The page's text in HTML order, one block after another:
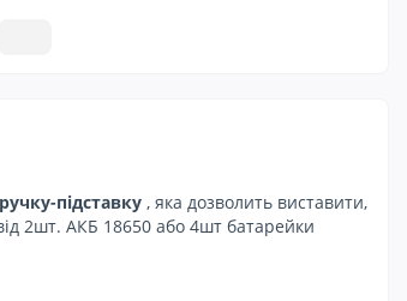
підставку , яка дозволить виставити,
2шт. АКБ 18650 або 4шт батарейки